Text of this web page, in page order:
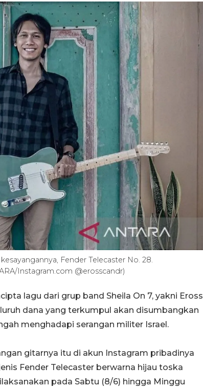
Fender Telecaster No. 28.
Instagram.com @erosscandr)
lagu dari grup band Sheila On 7, yakni Eross
dana yang terkumpul akan disumbangkan
menghadapi serangan militer Israel.
gitarnya itu di akun Instagram pribadinya
Fender Telecaster berwarna hijau toska
pada Sabtu (8/6) hingga Minggu